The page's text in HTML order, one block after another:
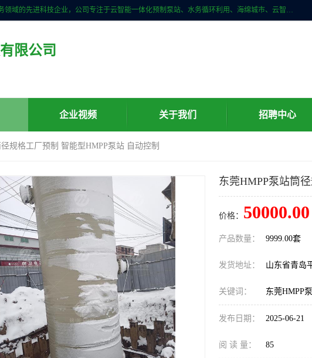
青岛铭源环保科技有限公司是一家专注于环保与智慧水务领域的先进科技企业，公司专注于云智能一体化预制泵站、水务循环利用、海绵城市、云智慧水务开发及新型环保技术研发等领域。铭源环保以为客户提供优质产品、专业技术服务为己任。为客户提供量身定制方案，提供多种配置方案满足实际使用要求。严控供货周期，并提供高标准后期维护。以环保为己任，视质量如生命，以技术做先导，靠诚信赢客户。
限公司
企业视频 关于我们 招聘中心
规格工厂预制 智能型HMPP泵站 自动控制
东莞HMPP泵站筒
价格： 50000.00
产品数量： 9999.00套
发货地址： 山东省青岛
关键词： 东莞HMPP
发布日期： 2025-06-21
阅 读 量： 85